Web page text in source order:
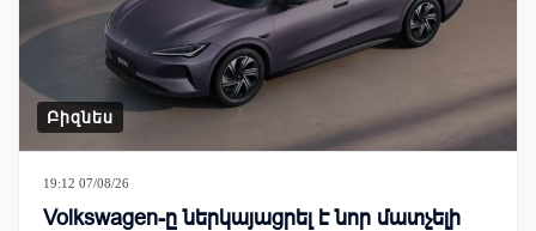
Բիզնես
19:12 07/08/26
Volkswagen-ը ներկայացրել է նոր մատչելի